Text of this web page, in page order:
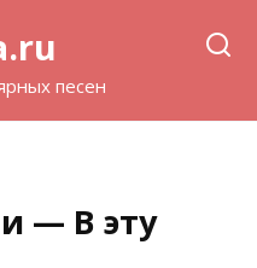
песен
— В эту